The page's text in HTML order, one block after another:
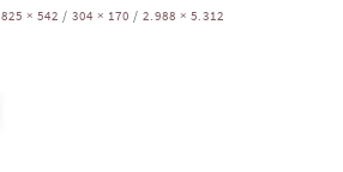
825 × 542 / 304 × 170 / 2.988 × 5.312